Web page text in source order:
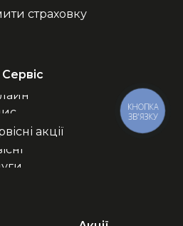
акції
Сервіс
страховку
КНОПКА
ЗВ'ЯЗКУ